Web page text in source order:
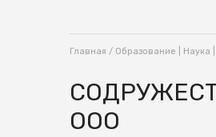
Главная / Образование | Наука
ООО